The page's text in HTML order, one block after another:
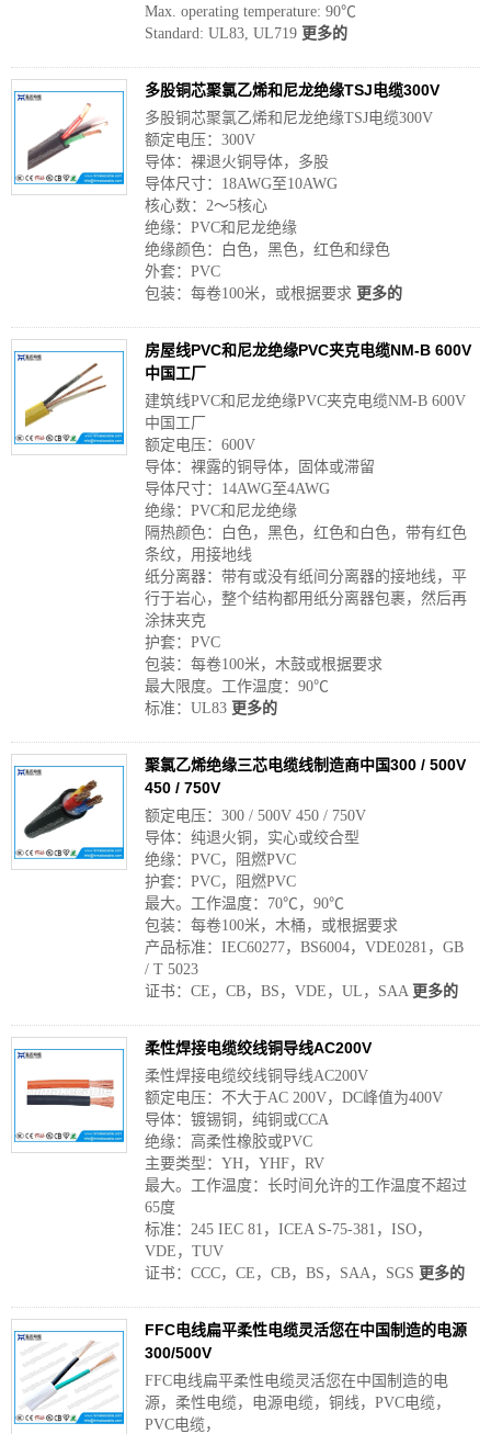
Max. operating temperature: 90℃
Standard: UL83, UL719 更多的
多股铜芯聚氯乙烯和尼龙绝缘TSJ电缆300V
多股铜芯聚氯乙烯和尼龙绝缘TSJ电缆300V
额定电压：300V
导体：裸退火铜导体，多股
导体尺寸：18AWG至10AWG
核心数：2〜5核心
绝缘：PVC和尼龙绝缘
绝缘颜色：白色，黑色，红色和绿色
外套：PVC
包装：每卷100米，或根据要求 更多的
房屋线PVC和尼龙绝缘PVC夹克电缆NM-B 600V
中国工厂
建筑线PVC和尼龙绝缘PVC夹克电缆NM-B 600V
中国工厂
额定电压：600V
导体：裸露的铜导体，固体或滞留
导体尺寸：14AWG至4AWG
绝缘：PVC和尼龙绝缘
隔热颜色：白色，黑色，红色和白色，带有红色
条纹，用接地线
纸分离器：带有或没有纸间分离器的接地线，平
行于岩心，整个结构都用纸分离器包裹，然后再
涂抹夹克
护套：PVC
包装：每卷100米，木鼓或根据要求
最大限度。工作温度：90℃
标准：UL83 更多的
聚氯乙烯绝缘三芯电缆线制造商中国300 / 500V
450 / 750V
额定电压：300 / 500V 450 / 750V
导体：纯退火铜，实心或绞合型
绝缘：PVC，阻燃PVC
护套：PVC，阻燃PVC
最大。工作温度：70℃，90℃
包装：每卷100米，木桶，或根据要求
产品标准：IEC60277，BS6004，VDE0281，GB
/ T 5023
证书：CE，CB，BS，VDE，UL，SAA 更多的
柔性焊接电缆绞线铜导线AC200V
柔性焊接电缆绞线铜导线AC200V
额定电压：不大于AC 200V，DC峰值为400V
导体：镀锡铜，纯铜或CCA
绝缘：高柔性橡胶或PVC
主要类型：YH，YHF，RV
最大。工作温度：长时间允许的工作温度不超过
65度
标准：245 IEC 81，ICEA S-75-381，ISO，
VDE，TUV
证书：CCC，CE，CB，BS，SAA，SGS 更多的
FFC电线扁平柔性电缆灵活您在中国制造的电源
300/500V
FFC电线扁平柔性电缆灵活您在中国制造的电
源，柔性电缆，电源电缆，铜线，PVC电缆，
PVC电缆，